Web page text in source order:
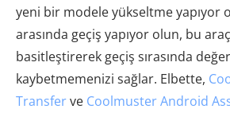
yeni bir modele yükseltme yapıyor
arasında geçiş yapıyor olun, bu
basitleştirerek geçiş sırasında
kaybetmemenizi sağlar. Elbette,
Transferve Coolmuster Android